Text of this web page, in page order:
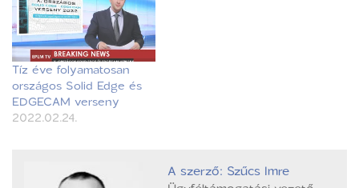
Tíz éve folyamatosan
országos Solid Edge és
EDGECAM verseny
2022.02.24.
A szerző: Szűcs Imre